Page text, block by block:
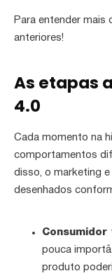
Para entender mais
anteriores!
As etapas
4.0
Cada momento na
comportamentos
disso, o marketing
desenhados
Consumidor
pouca
produto